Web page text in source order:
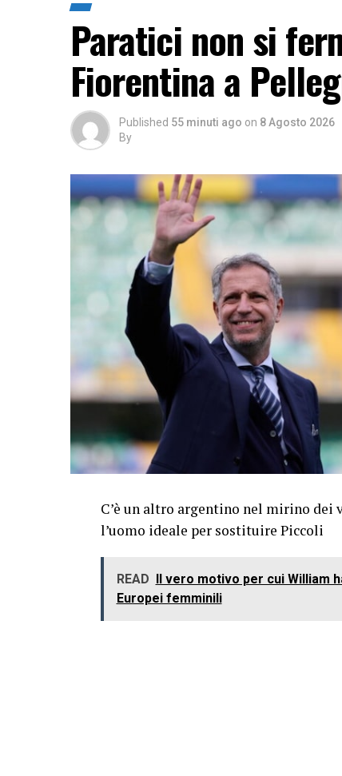
Paratici non si
Fiorentina a
Published 55 minuti ago on 8 Agosto 2026
By
C’è un altro argentino nel mirino dei
l’uomo ideale per sostituire Piccoli
READ Il vero motivo per cui William
Europei femminili